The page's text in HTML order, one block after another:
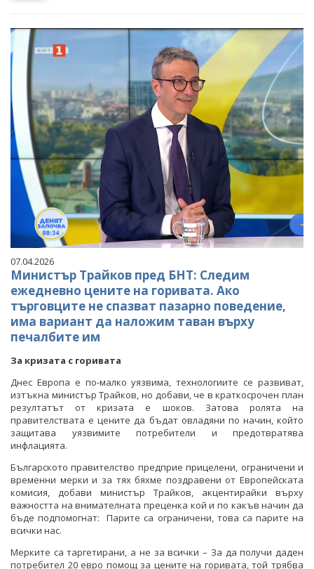
07.04.2026
Министър Трайков пред БНТ: Следим
ежедневно цените на горивата. Ако
търговците не спазват пазарно поведение,
има вариант да наложим таван върху
печалбите им
За кризата с горивата
Днес Европа е по-малко уязвима, технологиите се развиват,
изтъкна министър Трайков, но добави, че в краткосрочен план
резултатът от кризата е шоков. Затова ролята на
правителствата е цените да бъдат овладяни по начин, който
защитава уязвимите потребители и предотвратява
инфлацията.
Българското правителство предприе прицелени, ограничени и
временни мерки и за тях бяхме поздравени от Европейската
комисия, добави министър Трайков, акцентирайки върху
важността на внимателната преценка кой и по какъв начин да
бъде подпомогнат: Парите са ограничени, това са парите на
всички нас.
Мерките са таргетирани, а не за всички – За да получи даден
потребител 20 евро помощ за цените на горивата, той трябва